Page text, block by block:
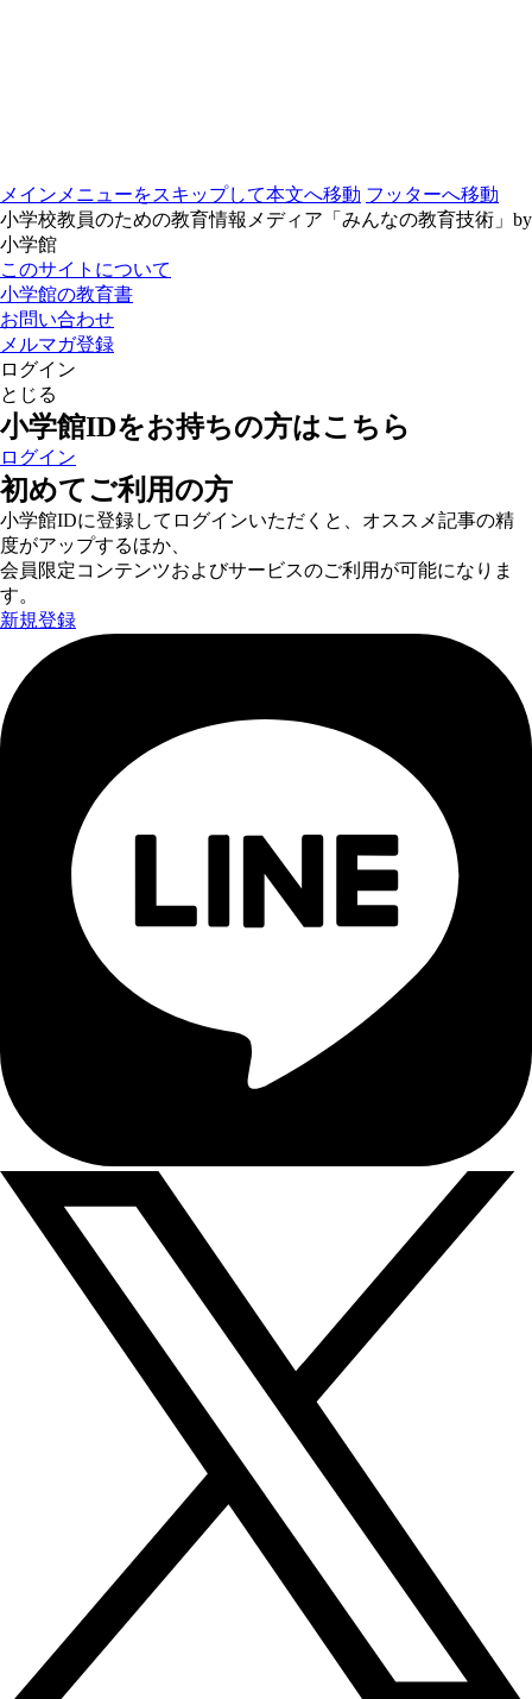
メインメニューをスキップして本文へ移動 フッターへ移動
小学校教員のための教育情報メディア「みんなの教育技術」by
小学館
このサイトについて
小学館の教育書
お問い合わせ
メルマガ登録
ログイン
とじる
小学館IDをお持ちの方はこちら
ログイン
初めてご利用の方
小学館IDに登録してログインいただくと、オススメ記事の精
度がアップするほか、
会員限定コンテンツおよびサービスのご利用が可能になりま
す。
新規登録